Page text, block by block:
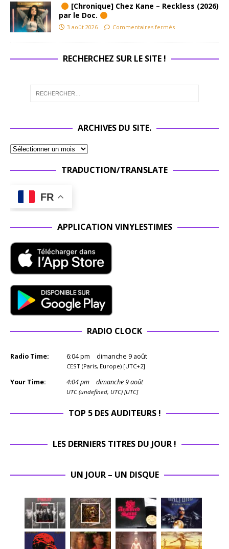
[Chronique] Chez Kane – Reckless (2026)
par le Doc.
3 août 2026 Commentaires fermés
RECHERCHEZ SUR LE SITE !
ARCHIVES DU SITE.
TRADUCTION/TRANSLATE
FR
APPLICATION VINYLESTIMES
RADIO CLOCK
Radio Time: 6:04pm dimanche 9 août
CEST (Paris, Europe) [UTC+2]
Your Time: 4:04pm dimanche 9 août
UTC (undefined, UTC) [UTC]
TOP 5 DES AUDITEURS !
LES DERNIERS TITRES DU JOUR !
UN JOUR – UN DISQUE